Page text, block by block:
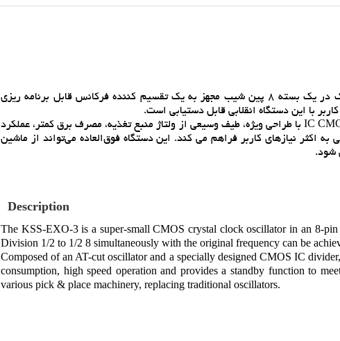
KSS-EXO-3 يک نوسان ساز ساعت کريستالي CMOS بسيار کوچک در يک بسته 8 پين شيب مجهز به يک تقسيم کننده فرکانس قابل برنامه ريزي
اين دستگاه متشکل از يک نوسان ساز AT-cut و يک تقسيم کننده IC CMOS با طراحي ويژه، طيف وسيعي از ولتاژ منبع تغذيه، مصرف برق کمتر، عملکرد
اکثر نيازهاي کاربر فراهم مي کند. اين دستگاه فوق‌العاده مي‌تواند از ماشين
شود.
Description
The KSS-EXO-3 is a super-small CMOS crystal clock oscillator in an 8-
Division 1/2 to 1/2 8 simultaneously with the original frequency can be
Composed of an AT-cut oscillator and a specially designed CMOS IC
consumption, high speed operation and provides a standby function to
various pick & place machinery, replacing traditional oscillators.